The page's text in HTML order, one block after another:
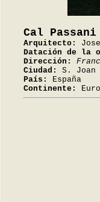
Cal Passani
Arquitecto:
Datación de la
Dirección:
Ciudad:
S. Joan
País:
España
Continente: